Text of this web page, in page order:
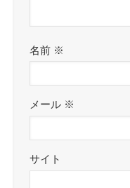
名前 ※
メール ※
サイト